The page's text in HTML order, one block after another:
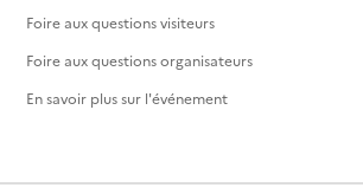
Foire aux questions visiteurs
Foire aux questions organisateurs
En savoir plus sur l'événement